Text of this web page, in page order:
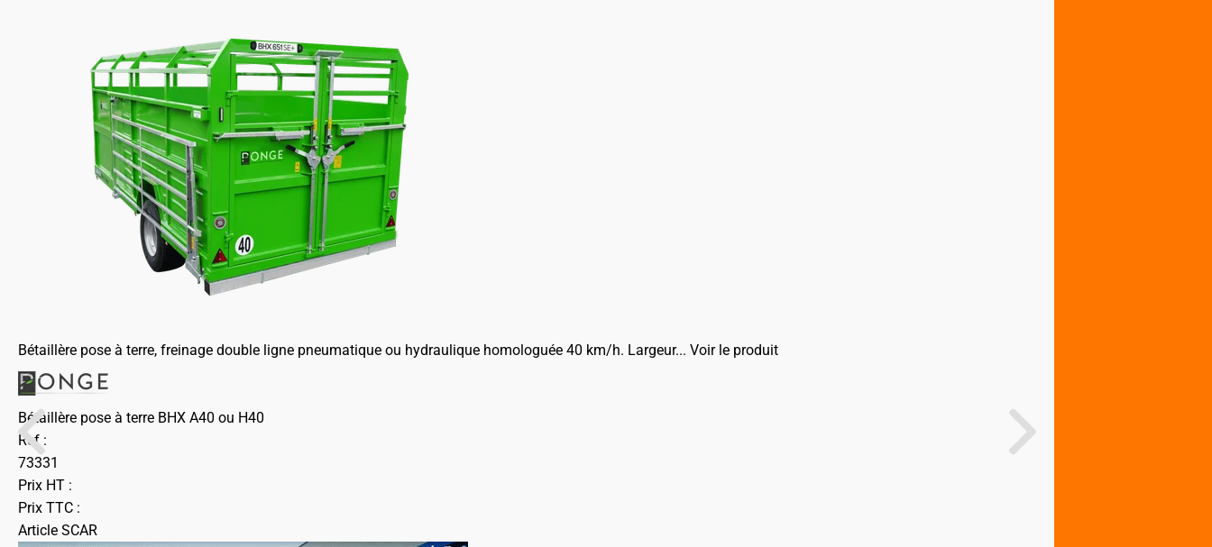
Bétaillère pose à terre, freinage double ligne pneumatique ou hydraulique homologuée 40 km/h. Largeur... Voir le produit
Bétaillère pose à terre BHX A40 ou H40
Ref :
73331
Prix HT :
Prix TTC :
Article SCAR